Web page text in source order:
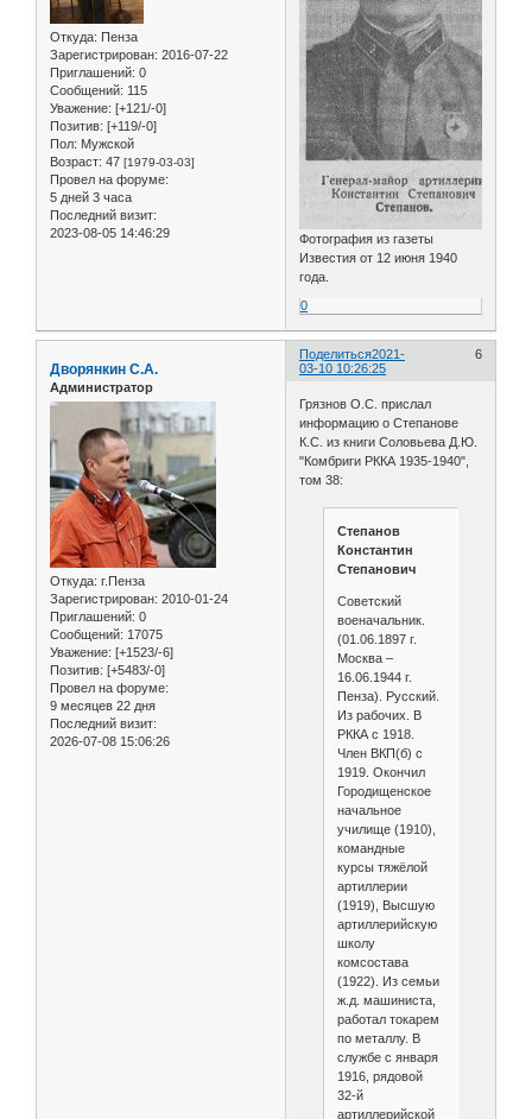
Откуда: Пенза
Зарегистрирован: 2016-07-22
Приглашений: 0
Сообщений: 115
Уважение: [+121/-0]
Позитив: [+119/-0]
Пол: Мужской
Возраст: 47 [1979-03-03]
Провел на форуме:
5 дней 3 часа
Последний визит:
2023-08-05 14:46:29
Фотография из газеты
Известия от 12 июня 1940
года.
0
Поделиться 6
2021-
03-10 10:26:25
Дворянкин С.А.
Администратор
Откуда: г.Пенза
Зарегистрирован: 2010-01-24
Приглашений: 0
Сообщений: 17075
Уважение: [+1523/-6]
Позитив: [+5483/-0]
Провел на форуме:
9 месяцев 22 дня
Последний визит:
2026-07-08 15:06:26
Грязнов О.С. прислал
информацию о Степанове
К.С. из книги Соловьева Д.Ю.
"Комбриги РККА 1935-1940",
том 38:
Степанов
Константин
Степанович
Советский
военачальник.
(01.06.1897 г.
Москва –
16.06.1944 г.
Пенза). Русский.
Из рабочих. В
РККА с 1918.
Член ВКП(б) с
1919. Окончил
Городищенское
начальное
училище (1910),
командные
курсы тяжёлой
артиллерии
(1919), Высшую
артиллерийскую
школу
комсостава
(1922). Из семьи
ж.д. машиниста,
работал токарем
по металлу. В
службе с января
1916, рядовой
32-й
артиллерийской